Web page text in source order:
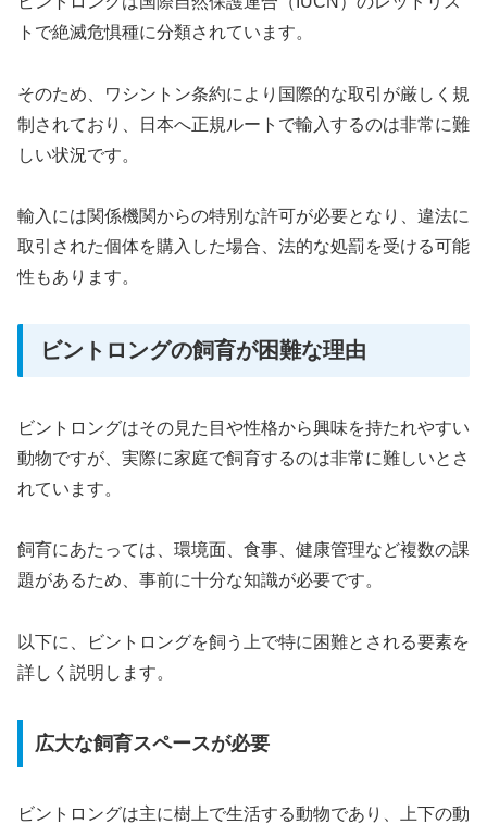
トで絶滅危惧種に分類されています。
そのため、ワシントン条約により国際的な取引が厳しく規
制されており、日本へ正規ルートで輸入するのは非常に難
しい状況です。
輸入には関係機関からの特別な許可が必要となり、違法に
取引された個体を購入した場合、法的な処罰を受ける可能
性もあります。
ビントロングの飼育が困難な理由
ビントロングはその見た目や性格から興味を持たれやすい
動物ですが、実際に家庭で飼育するのは非常に難しいとさ
れています。
飼育にあたっては、環境面、食事、健康管理など複数の課
題があるため、事前に十分な知識が必要です。
以下に、ビントロングを飼う上で特に困難とされる要素を
詳しく説明します。
広大な飼育スペースが必要
ビントロングは主に樹上で生活する動物であり、上下の動